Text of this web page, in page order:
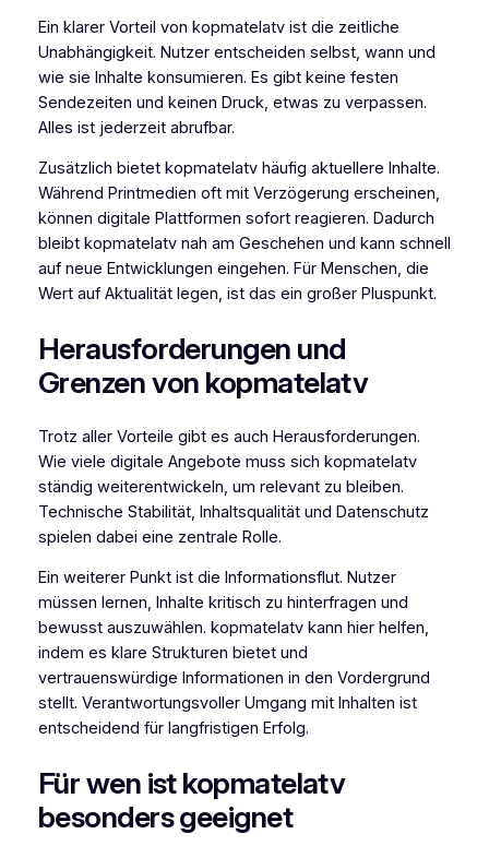
Ein klarer Vorteil von kopmatelatv ist die zeitliche
Unabhängigkeit. Nutzer entscheiden selbst, wann und
wie sie Inhalte konsumieren. Es gibt keine festen
Sendezeiten und keinen Druck, etwas zu verpassen.
Alles ist jederzeit abrufbar.
Zusätzlich bietet kopmatelatv häufig aktuellere Inhalte.
Während Printmedien oft mit Verzögerung erscheinen,
können digitale Plattformen sofort reagieren. Dadurch
bleibt kopmatelatv nah am Geschehen und kann schnell
auf neue Entwicklungen eingehen. Für Menschen, die
Wert auf Aktualität legen, ist das ein großer Pluspunkt.
Herausforderungen und
Grenzen von kopmatelatv
Trotz aller Vorteile gibt es auch Herausforderungen.
Wie viele digitale Angebote muss sich kopmatelatv
ständig weiterentwickeln, um relevant zu bleiben.
Technische Stabilität, Inhaltsqualität und Datenschutz
spielen dabei eine zentrale Rolle.
Ein weiterer Punkt ist die Informationsflut. Nutzer
müssen lernen, Inhalte kritisch zu hinterfragen und
bewusst auszuwählen. kopmatelatv kann hier helfen,
indem es klare Strukturen bietet und
vertrauenswürdige Informationen in den Vordergrund
stellt. Verantwortungsvoller Umgang mit Inhalten ist
entscheidend für langfristigen Erfolg.
Für wen ist kopmatelatv
besonders geeignet